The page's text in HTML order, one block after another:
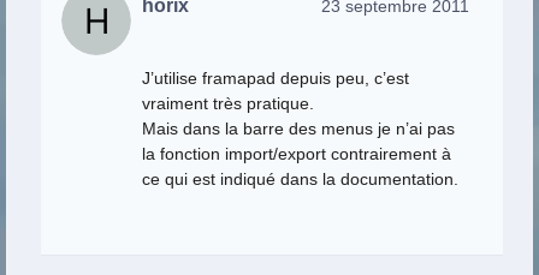
horix 23 septembre 2011
J’utilise framapad depuis peu, c’est
vraiment très pratique.
Mais dans la barre des menus je n’ai pas
la fonction import/export contrairement à
ce qui est indiqué dans la documentation.